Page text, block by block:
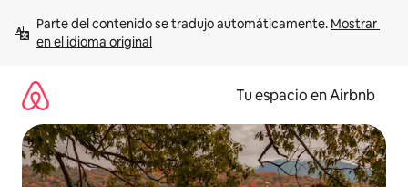
contenido
Parte del contenido se tradujo automáticamente. Mostrar
en el idioma original
Tu espacio en Airbnb